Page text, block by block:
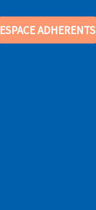
ESPACE ADHERENTS